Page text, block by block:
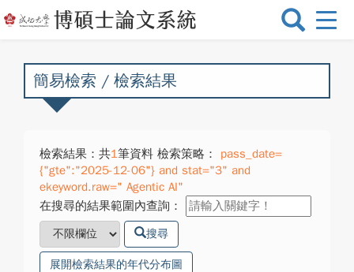
選
換
簡易檢索 / 檢索結果
檢索結果：共1筆資料 檢索策略：
pass_date=
{"gte":"2025-12-06"} and stat="3" and
ekeyword.raw=" Agentic AI"
在搜尋的結果範圍內查詢：
搜尋
展開檢索結果的年代分布圖